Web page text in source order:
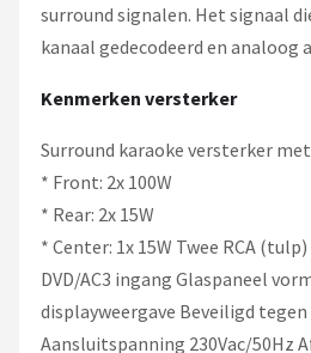
surround signalen. Het signaal
kanaal gedecodeerd en analoog
Kenmerken versterker
Surround karaoke versterker
* Front: 2x 100W
* Rear: 2x 15W
* Center: 1x 15W Twee RCA
DVD/AC3 ingang Glaspaneel
displayweergave Beveiligd
Aansluitspanning 230Vac/50Hz